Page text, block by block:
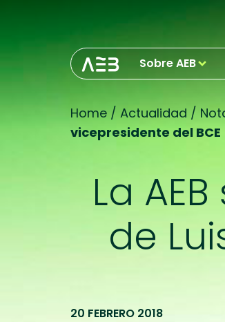
Sobre AEB
Home / Actualidad /
vicepresidente del BCE
La
de
20 FEBRERO 2018